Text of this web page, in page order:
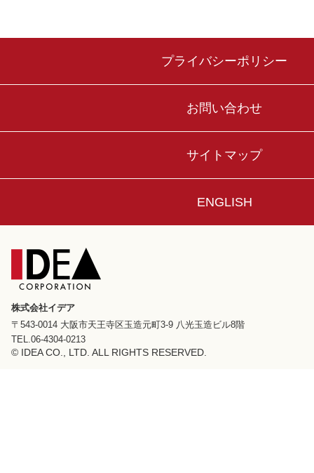
プライバシーポリシー
お問い合わせ
サイトマップ
ENGLISH
株式会社イデア
〒543-0014 大阪市天王寺区玉造元町3-9 八光玉造ビル8階
TEL.06-4304-0213
© IDEA CO., LTD. ALL RIGHTS RESERVED.